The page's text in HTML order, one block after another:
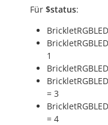
Für $status:
1
= 3
= 4